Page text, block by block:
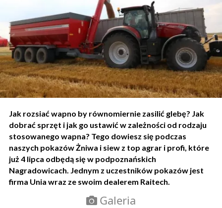
Jak rozsiać wapno by równomiernie zasilić glebę? Jak
dobrać sprzęt i jak go ustawić w zależności od rodzaju
stosowanego wapna? Tego dowiesz się podczas
naszych pokazów Żniwa i siew z top agrar i profi, które
już 4 lipca odbędą się w podpoznańskich
Nagradowicach. Jednym z uczestników pokazów jest
firma Unia wraz ze swoim dealerem Raitech.
Galeria